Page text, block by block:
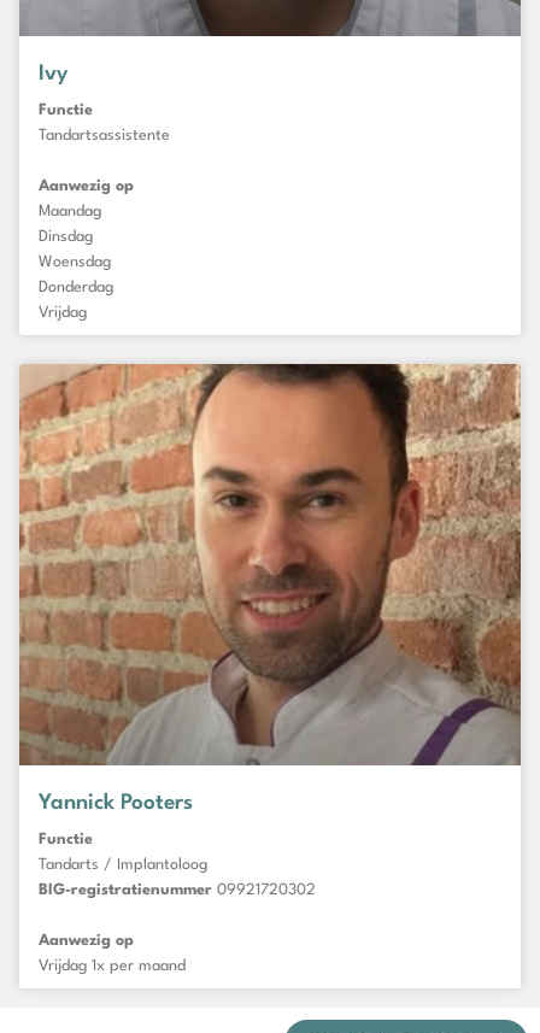
Ivy
Functie
Tandartsassistente
Aanwezig op
Maandag
Dinsdag
Woensdag
Donderdag
Vrijdag
Yannick Pooters
Functie
Tandarts / Implantoloog
BIG-registratienummer 09921720302
Aanwezig op
Vrijdag 1x per maand